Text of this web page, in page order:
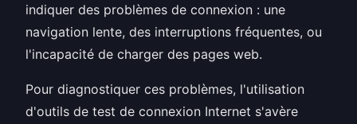
indiquer des problèmes de connexion : une
navigation lente, des interruptions fréquentes, ou
l'incapacité de charger des pages web.
Pour diagnostiquer ces problèmes, l'utilisation
d'outils de test de connexion Internet s'avère